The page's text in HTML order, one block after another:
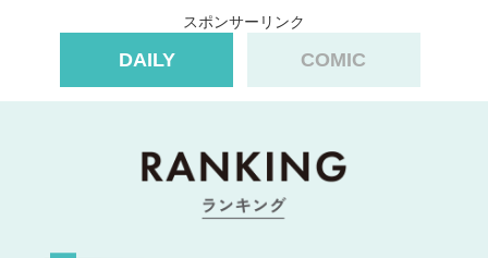
スポンサーリンク
DAILY COMIC